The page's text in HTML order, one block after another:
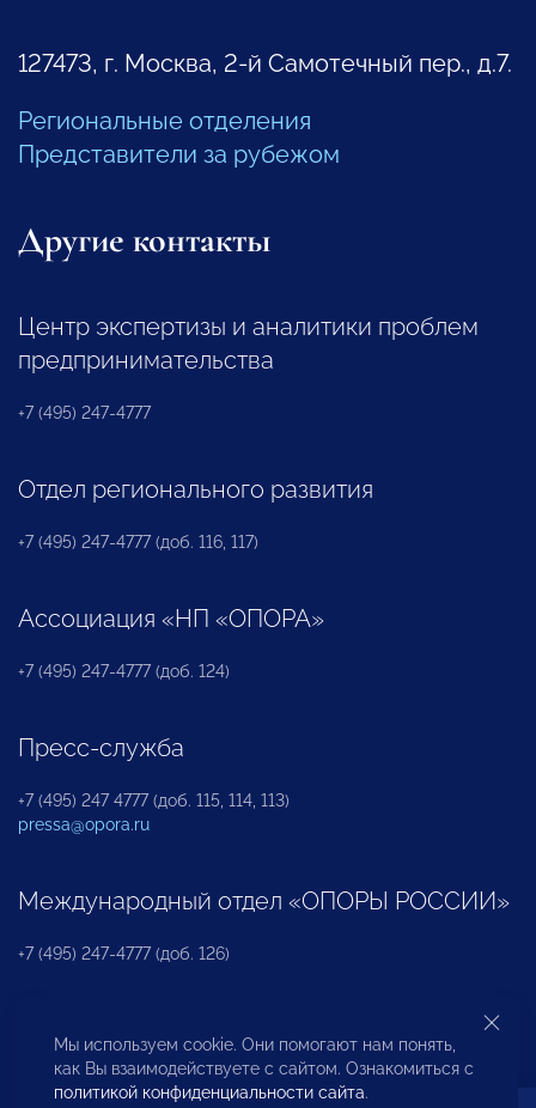
127473, г. Москва, 2-й Самотечный пер., д.7.
Региональные отделения
Представители за рубежом
Другие контакты
Центр экспертизы и аналитики проблем
предпринимательства
+7 (495) 247-4777
Отдел регионального развития
+7 (495) 247-4777 (доб. 116, 117)
Ассоциация «НП «ОПОРА»
+7 (495) 247-4777 (доб. 124)
Пресс-служба
+7 (495) 247 4777 (доб. 115, 114, 113)
pressa@opora.ru
Международный отдел «ОПОРЫ РОССИИ»
+7 (495) 247-4777 (доб. 126)
Бюро по защите прав предпринимателей и
инвесторов
Мы используем cookie. Они помогают нам понять,
как Вы взаимодействуете с сайтом. Ознакомиться с
политикой конфиденциальности сайта.